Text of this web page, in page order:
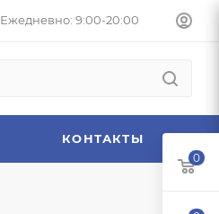
Ежедневно: 9:00-20:00
КОНТАКТЫ
0